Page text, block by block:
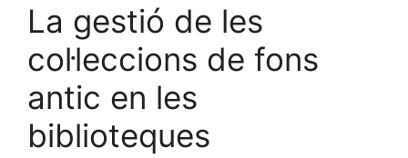
La gestió de les
col·leccions de fons
antic en les
biblioteques